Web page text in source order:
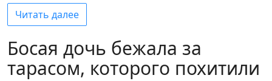
Читать далее
Босая дочь бежала за
тарасом, которого похитили